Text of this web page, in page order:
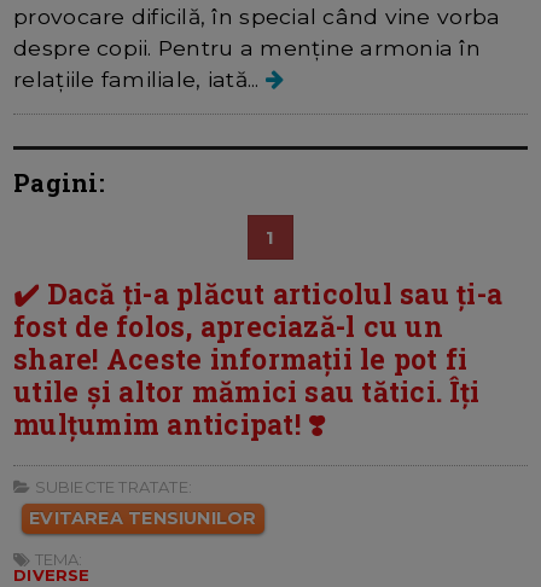
provocare dificilă, în special când vine vorba
despre copii. Pentru a menține armonia în
relațiile familiale, iată...
Pagini:
1
✔️ Dacă ți-a plăcut articolul sau ți-a
fost de folos, apreciază-l cu un
share! Aceste informații le pot fi
utile și altor mămici sau tătici. Îți
mulțumim anticipat! ❣️
SUBIECTE TRATATE:
EVITAREA TENSIUNILOR
TEMA:
DIVERSE